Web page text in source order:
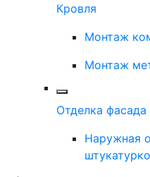
Кровля
Монтаж
Монтаж
Отделка фасада
Наружная